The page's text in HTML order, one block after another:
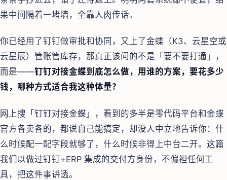
果中间隔着一堵墙，全靠人肉传话。
你已经用了钉钉做审批和协同，又上了金蝶（K3、云星空或
云星辰）管账管库存，那真正该问的不是「要不要打通」，
而是——钉钉对接金蝶到底怎么做，用谁的方案，要花多少
钱，哪种方式适合我这种体量？
网上搜「钉钉对接金蝶」，看到的多半是零代码平台和金蝶
官方各卖各的，都说自己能搞定，却没人中立地告诉你：什
么时候配一配字段就够了，什么时候非得上中台二开。这篇
我们以做过钉钉+ERP 集成的交付方身份，不偏袒任何工
具，把这件事讲透。